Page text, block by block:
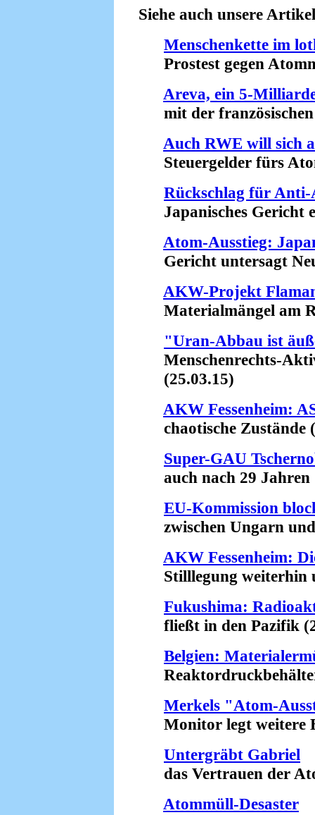
Siehe auch unsere
Menschenkette im
Prostest gegen
Areva, ein 5-
mit der französischen
Auch RWE will sich
Steuergelder fürs
Rückschlag für Anti-
Japanisches Gericht
Atom-Ausstieg:
Gericht untersagt
AKW-Projekt
Materialmängel am
"Uran-Abbau ist
Menschenrechts-
(25.03.15)
AKW Fessenheim:
chaotische Zustände
Super-GAU
auch nach 29 Jahren
EU-Kommission
zwischen Ungarn und
AKW Fessenheim:
Stilllegung weiterhin
Fukushima:
fließt in den Pazifik
Belgien:
Merkels "Atom-
Monitor legt weitere
Untergräbt Gabriel
das Vertrauen der
Atommüll-Desaster